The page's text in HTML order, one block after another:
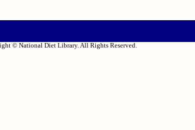
© National Diet Library. All Rights Reserved.